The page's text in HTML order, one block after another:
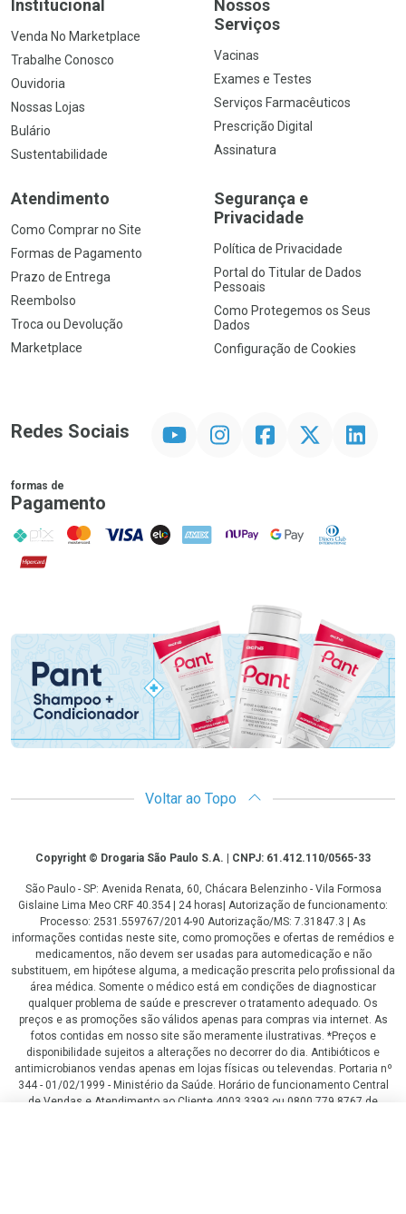
Institucional
Venda No Marketplace
Trabalhe Conosco
Ouvidoria
Nossas Lojas
Bulário
Sustentabilidade
Nossos
Serviços
Vacinas
Exames e Testes
Serviços Farmacêuticos
Prescrição Digital
Assinatura
Atendimento
Como Comprar no Site
Formas de Pagamento
Prazo de Entrega
Reembolso
Troca ou Devolução
Marketplace
Segurança e
Privacidade
Política de Privacidade
Portal do Titular de Dados
Pessoais
Como Protegemos os Seus
Dados
Configuração de Cookies
Redes Sociais InstagramFacebookTwitter Linkedin
formas de
Pagamento
PIX MasterCard
VISA ELO AMEX NuPay Google PayDiners Club
Hipercard
Promoção em Destaque
Voltar ao Topo
CopyrightCopyright © Drogaria São Paulo S.A. | CNPJ: 61.412.110/0565-33
São Paulo - SP: Avenida Renata, 60, Chácara Belenzinho - Vila Formosa
Gislaine Lima Meo CRF 40.354 | 24 horas| Autorização de funcionamento:
Processo: 2531.559767/2014-90 Autorização/MS: 7.31847.3 | As
informações contidas neste site, como promoções e ofertas de remédios e
medicamentos, não devem ser usadas para automedicação e não
substituem, em hipótese alguma, a medicação prescrita pelo profissional da
área médica. Somente o médico está em condições de diagnosticar
qualquer problema de saúde e prescrever o tratamento adequado. Os
preços e as promoções são válidos apenas para compras via internet. As
fotos contidas em nosso site são meramente ilustrativas. *Preços e
disponibilidade sujeitos a alterações no decorrer do dia. Antibióticos e
antimicrobianos vendas apenas em lojas físicas ou televendas. Portaria nº
344 - 01/02/1999 - Ministério da Saúde. Horário de funcionamento Central
de Vendas e Atendimento ao Cliente 4003 3393 ou 0800 779 8767 de